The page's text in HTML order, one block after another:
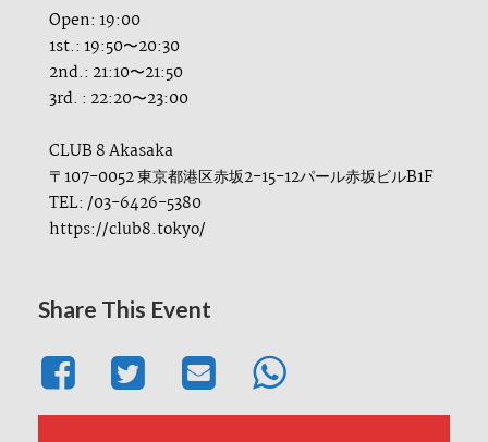
Open: 19:00
1st.: 19:50〜20:30
2nd.: 21:10〜21:50
3rd. : 22:20〜23:00
CLUB 8 Akasaka
〒107-0052 東京都港区赤坂2-15-12パール赤坂ビルB1F
TEL: /03-6426-5380
https://club8.tokyo/
Share This Event